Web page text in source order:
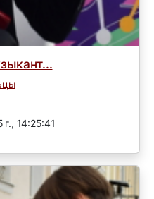
г., 14:25:41